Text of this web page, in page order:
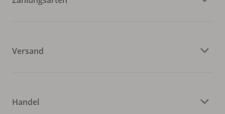
Versand
Handel